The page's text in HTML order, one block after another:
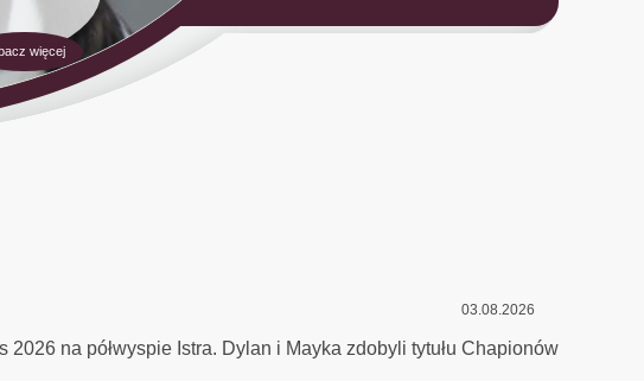
więcej
03.08.2026
na półwyspie Istra. Dylan i Mayka zdobyli tytułu Chapionów